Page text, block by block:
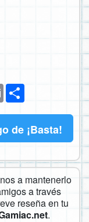
Email
de ¡Basta!
a mantenerlo
a través
reseña en tu
.